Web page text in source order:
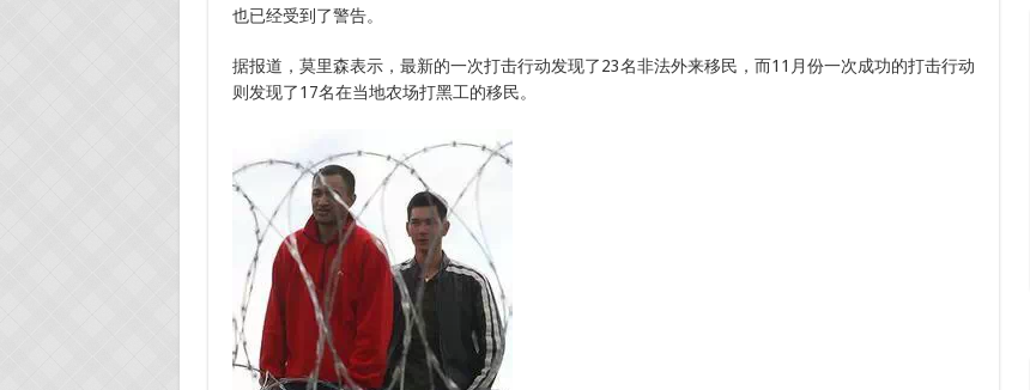
也已经受到了警告。
据报道，莫里森表示，最新的一次打击行动发现了23名非法外来移民，而11月份一次成功的打击行动
则发现了17名在当地农场打黑工的移民。